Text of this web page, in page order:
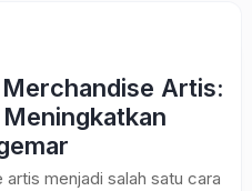
Artis:
menjadi salah satu cara